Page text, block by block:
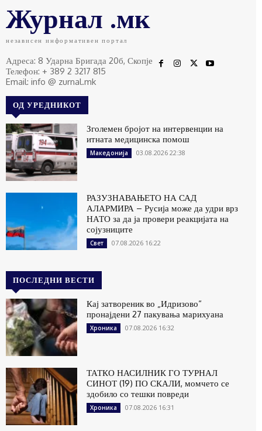
Журнал .мк
независен информативен портал
Адреса: 8 Ударна Бригада 20б, Скопје
Телефон: + 389 2 3217 815
Email: info @ zurnal.mk
ОД УРЕДНИКОТ
Зголемен бројот на интервенции на
итната медицинска помош
Македонија 03.08.2026 22:38
РАЗУЗНАВАЊЕТО НА САД
АЛАРМИРА – Русија може да удри врз
НАТО за да ја провери реакцијата на
сојузниците
Свет 07.08.2026 16:22
ПОСЛЕДНИ ВЕСТИ
Кај затвореник во „Идризово“
пронајдени 27 пакувања марихуана
Хроника 07.08.2026 16:32
ТАТКО НАСИЛНИК ГО ТУРНАЛ
СИНОТ (19) ПО СКАЛИ, момчето се
здобило со тешки повреди
Хроника 07.08.2026 16:31